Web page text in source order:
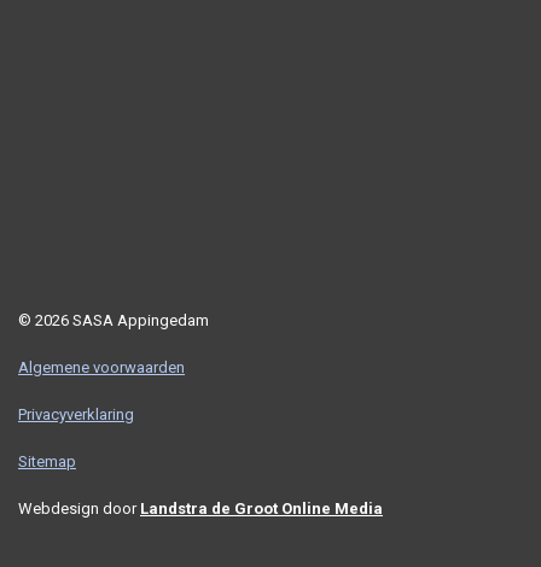
© 2026 SASA Appingedam
Algemene voorwaarden
Privacyverklaring
Sitemap
Webdesign door Landstra de Groot Online Media